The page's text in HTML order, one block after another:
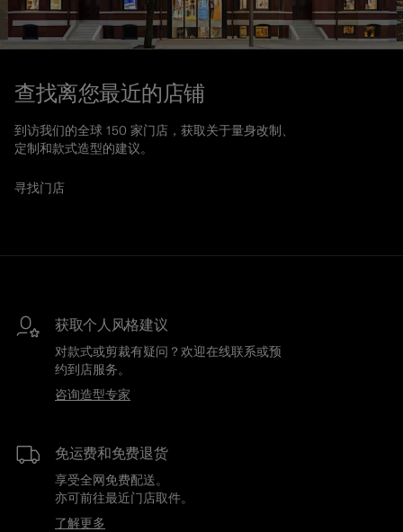
查找离您最近的店铺
到访我们的全球 150 家门店，获取关于量身改制、
定制和款式造型的建议。
寻找门店
获取个人风格建议
对款式或剪裁有疑问？欢迎在线联系或预
约到店服务。
咨询造型专家
免运费和免费退货
享受全网免费配送。
亦可前往最近门店取件。
了解更多